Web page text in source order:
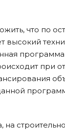
что по
высокий
при
на